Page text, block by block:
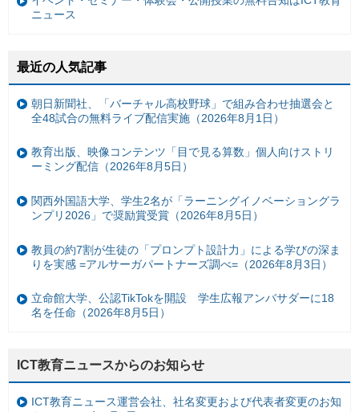
ニュース
最近の人気記事
朝日新聞社、「バーチャル高校野球」で組み合わせ抽選会と
全48試合の無料ライブ配信実施（2026年8月1日）
教育出版、映像コンテンツ「目で見る算数」個人向けストリ
ーミング配信（2026年8月5日）
関西外国語大学、学生2名が「ラーニングイノベーショングラ
ンプリ2026」で奨励賞受賞（2026年8月5日）
教員の約7割が生徒の「プロンプト設計力」による学びの深ま
りを実感 =アルサーガパートナーズ調べ=（2026年8月3日）
立命館大学、公認TikTokを開設 学生広報アンバサダーに18
名を任命（2026年8月5日）
ICT教育ニュースからのお知らせ
ICT教育ニュース運営会社、社名変更および代表者変更のお知